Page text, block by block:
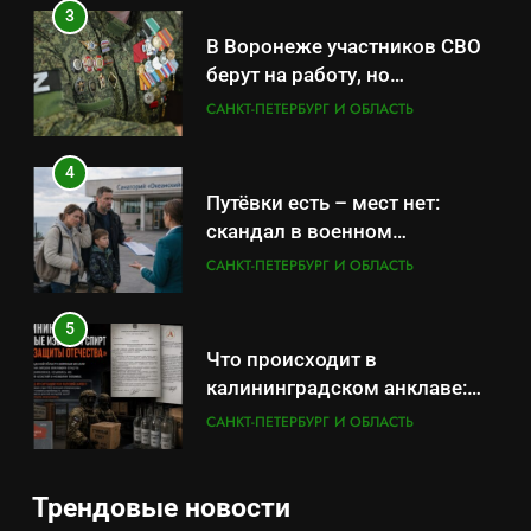
3
В Воронеже участников СВО
берут на работу, но
удержаться удаётся не всем
САНКТ-ПЕТЕРБУРГ И ОБЛАСТЬ
4
Путёвки есть – мест нет:
скандал в военном
санатории Владивостока
САНКТ-ПЕТЕРБУРГ И ОБЛАСТЬ
5
Что происходит в
калининградском анклаве:
военные изымают спирт «для
САНКТ-ПЕТЕРБУРГ И ОБЛАСТЬ
«500-тонный беспилотник»
Трендовые новости